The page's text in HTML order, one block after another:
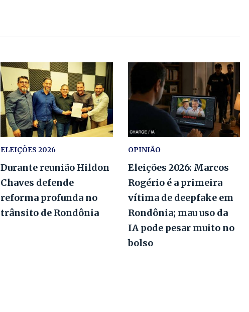
ELEIÇÕES 2026
Durante reunião Hildon
Chaves defende
reforma profunda no
trânsito de Rondônia
OPINIÃO
Eleições 2026: Marcos
Rogério é a primeira
vítima de deepfake em
Rondônia; mau uso da
IA pode pesar muito no
bolso